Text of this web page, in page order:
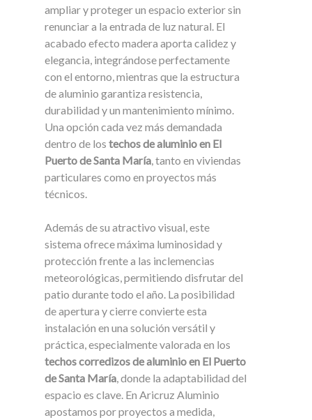
ampliar y proteger un espacio exterior sin
renunciar a la entrada de luz natural. El
acabado efecto madera aporta calidez y
elegancia, integrándose perfectamente
con el entorno, mientras que la estructura
de aluminio garantiza resistencia,
durabilidad y un mantenimiento mínimo.
Una opción cada vez más demandada
dentro de los techos de aluminio en El
Puerto de Santa María , tanto en viviendas
particulares como en proyectos más
técnicos.
Además de su atractivo visual, este
sistema ofrece máxima luminosidad y
protección frente a las inclemencias
meteorológicas, permitiendo disfrutar del
patio durante todo el año. La posibilidad
de apertura y cierre convierte esta
instalación en una solución versátil y
práctica, especialmente valorada en los
techos corredizos de aluminio en El Puerto
de Santa María , donde la adaptabilidad del
espacio es clave. En Aricruz Aluminio
apostamos por proyectos a medida,